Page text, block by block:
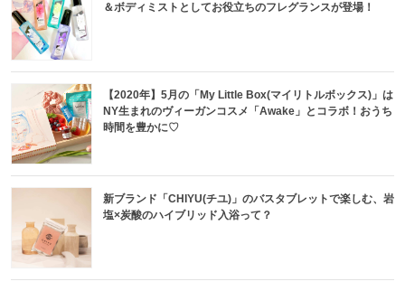
＆ボディミストとしてお役立ちのフレグランスが登場！
【2020年】5月の「My Little Box(マイリトルボックス)」は
NY生まれのヴィーガンコスメ「Awake」とコラボ！おうち
時間を豊かに♡
新ブランド「CHIYU(チユ)」のバスタブレットで楽しむ、岩
塩×炭酸のハイブリッド入浴って？